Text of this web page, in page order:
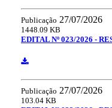
Publicação 27/07/2026
1448.09 KB
EDITAL Nº 023/2026 -
Publicação 27/07/2026
103.04 KB